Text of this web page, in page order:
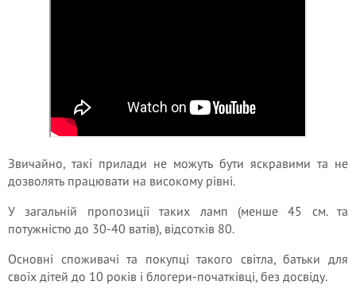
Звичайно, такі прилади не можуть бути яскравими та не
дозволять працювати на високому рівні.
У загальній пропозиції таких ламп (менше 45 см. та
потужністю до 30-40 ватів), відсотків 80.
Основні споживачі та покупці такого світла, батьки для
своїх дітей до 10 років і блогери-початківці, без досвіду.